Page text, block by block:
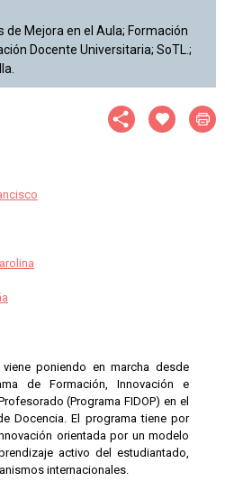
de Mejora en el Aula; Formación
Docente Universitaria; SoTL.;
poniendo en marcha desde
de Formación, Innovación e
(Programa FIDOP) en el
Docencia. El programa tiene por
orientada por un modelo
activo del estudiantado,
internacionales.